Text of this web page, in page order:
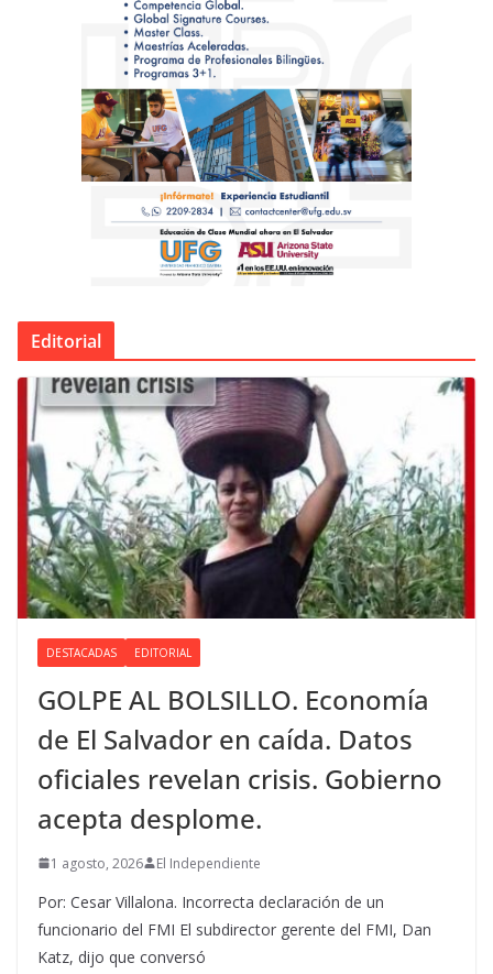
Editorial
DESTACADAS EDITORIAL
GOLPE AL BOLSILLO. Economía
de El Salvador en caída. Datos
oficiales revelan crisis. Gobierno
acepta desplome.
1 agosto, 2026 El Independiente
Por: Cesar Villalona. Incorrecta declaración de un
funcionario del FMI El subdirector gerente del FMI, Dan
Katz, dijo que conversó